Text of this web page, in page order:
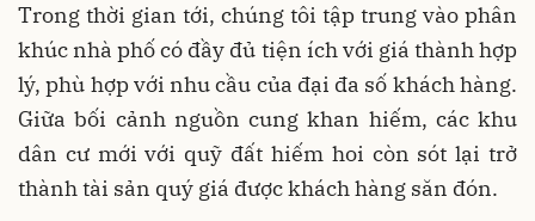
Trong thời gian tới, chúng tôi tập trung vào phân
khúc nhà phố có đầy đủ tiện ích với giá thành hợp
lý, phù hợp với nhu cầu của đại đa số khách hàng.
Giữa bối cảnh nguồn cung khan hiếm, các khu
dân cư mới với quỹ đất hiếm hoi còn sót lại trở
thành tài sản quý giá được khách hàng săn đón.